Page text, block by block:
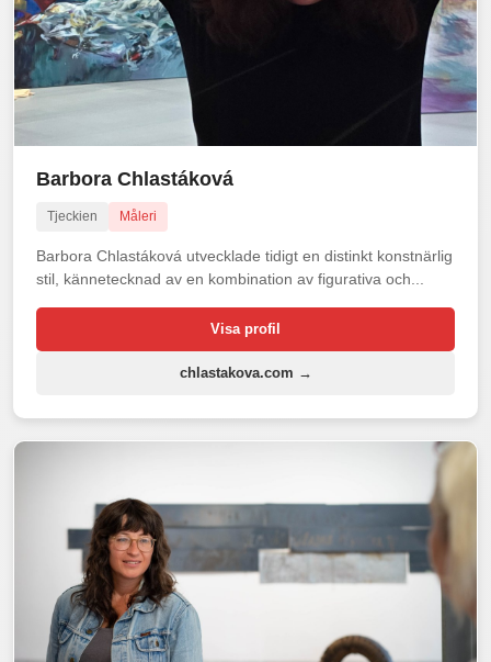
Barbora Chlastáková
Tjeckien Måleri
Barbora Chlastáková utvecklade tidigt en distinkt konstnärlig
stil, kännetecknad av en kombination av figurativa och...
Visa profil
chlastakova.com →